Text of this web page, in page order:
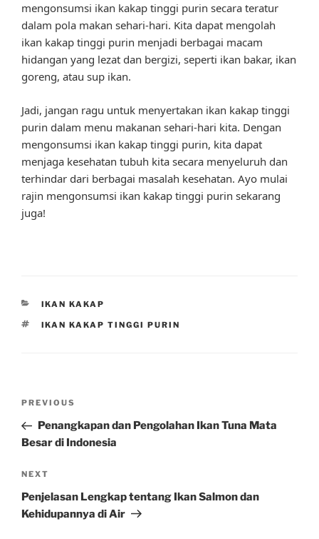
mengonsumsi ikan kakap tinggi purin secara teratur
dalam pola makan sehari-hari. Kita dapat mengolah
ikan kakap tinggi purin menjadi berbagai macam
hidangan yang lezat dan bergizi, seperti ikan bakar, ikan
goreng, atau sup ikan.
Jadi, jangan ragu untuk menyertakan ikan kakap tinggi
purin dalam menu makanan sehari-hari kita. Dengan
mengonsumsi ikan kakap tinggi purin, kita dapat
menjaga kesehatan tubuh kita secara menyeluruh dan
terhindar dari berbagai masalah kesehatan. Ayo mulai
rajin mengonsumsi ikan kakap tinggi purin sekarang
juga!
CATEGORIES
IKAN KAKAP
TAGS
IKAN KAKAP TINGGI PURIN
Previous
Post
PREVIOUS
Penangkapan dan Pengolahan Ikan Tuna Mata
Besar di Indonesia
Next
Post
NEXT
Penjelasan Lengkap tentang Ikan Salmon dan
Kehidupannya di Air